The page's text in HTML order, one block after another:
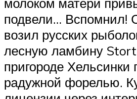
подвели… Вспомнил!
возил русских
лесную ламбину
пригороде Хельсинки
радужной форелью.